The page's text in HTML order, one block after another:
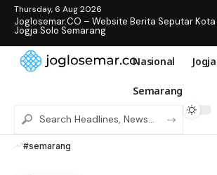
Thursday, 6 Aug 2026
Joglosemar.CO – Website Berita Seputar Kota
Jogja Solo Semarang
Nasional Jogja
Semarang
#semarang